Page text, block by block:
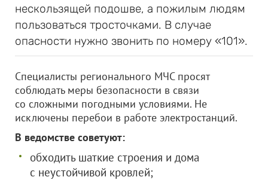
нескользящей подошве, а пожилым людям
пользоваться тросточками. В случае
опасности нужно звонить по номеру «101».
Специалисты регионального МЧС просят
соблюдать меры безопасности в связи
со сложными погодными условиями. Не
исключены перебои в работе электростанций.
В ведомстве советуют:
обходить шаткие строения и дома
с неустойчивой кровлей;